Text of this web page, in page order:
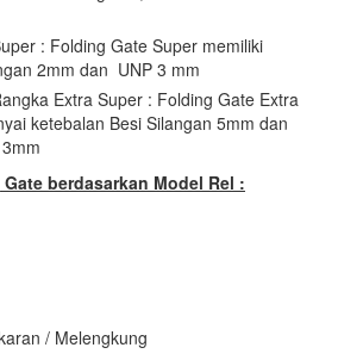
: Folding Gate Super memiliki
2mm dan UNP 3 mm
Extra Super : Folding Gate Extra
ketebalan Besi Silangan 5mm dan
berdasarkan Model Rel :
/ Melengkung